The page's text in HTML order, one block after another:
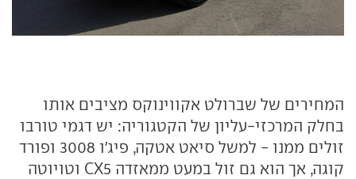
המחירים של שברולט אקווינוקס מציבים אותו
בחלק המרכזי-עליון של הקטגוריה: יש דגמי טורבו
זולים ממנו - למשל סיאט אטקה, פיג'ו 3008 ופורד
קוגה, אך הוא גם זול במעט ממאזדה CX5 וטויוטה